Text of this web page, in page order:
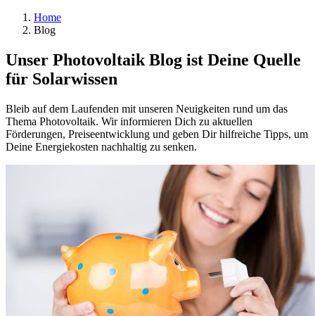
Home
Blog
Unser Photovoltaik Blog ist Deine Quelle
für Solarwissen
Bleib auf dem Laufenden mit unseren Neuigkeiten rund um das
Thema Photovoltaik. Wir informieren Dich zu aktuellen
Förderungen, Preiseentwicklung und geben Dir hilfreiche Tipps, um
Deine Energiekosten nachhaltig zu senken.